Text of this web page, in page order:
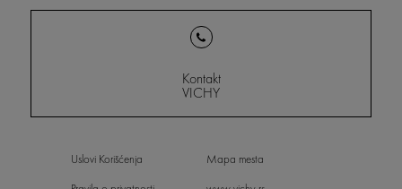
Kontakt
VICHY
Uslovi Korišćenja
Mapa mesta